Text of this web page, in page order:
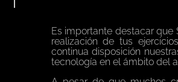
Es importante destacar
realización de tus
continua disposición
tecnología en el ámbito del